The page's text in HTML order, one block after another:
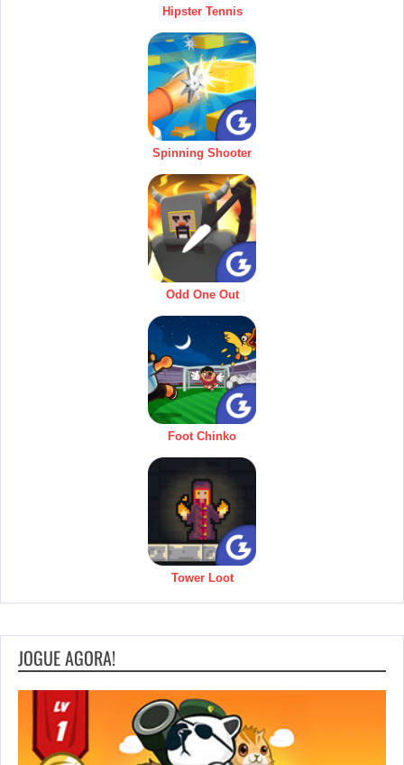
Hipster Tennis
Spinning Shooter
Odd One Out
Foot Chinko
Tower Loot
JOGUE AGORA!